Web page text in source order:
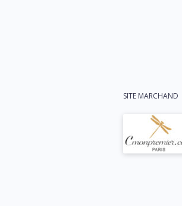
SITE MARCHAND